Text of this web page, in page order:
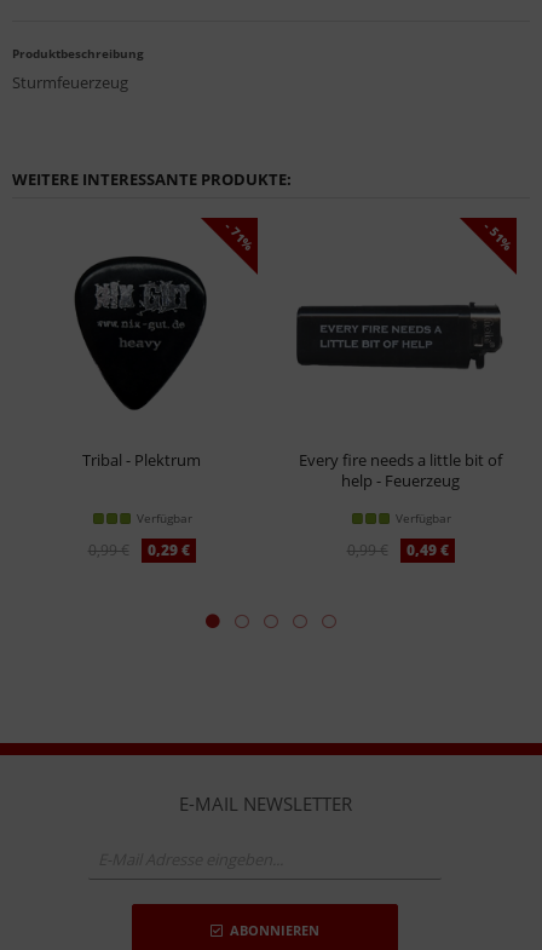
Produktbeschreibung
Sturmfeuerzeug
WEITERE INTERESSANTE PRODUKTE:
Tribal - Plektrum
Verfügbar
0,99 € 0,29 €
- 71%
Every fire needs a little bit of
help - Feuerzeug
Verfügbar
0,99 € 0,49 €
- 51%
E-MAIL NEWSLETTER
ABONNIEREN